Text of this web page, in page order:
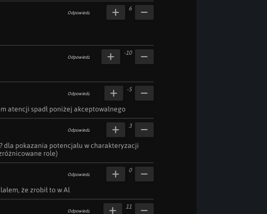
Odpowiedz
6
Odpowiedz
-10
Odpowiedz
atencji spadł poniżej akceptowalnego
-5
Odpowiedz
dla pokazania potencjału w charakteryzacji
role)
3
Odpowiedz
że zrobił to w Al
0
Odpowiedz
11